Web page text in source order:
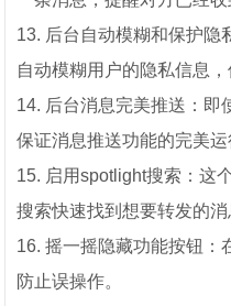
13. 后台自动模糊和保护隐
自动模糊用户的隐私信息，
14. 后台消息完美推送：即
保证消息推送功能的完美运
15. 启用spotlight搜索：这
搜索快速找到想要转发的消
16. 摇一摇隐藏功能按钮：
防止误操作。